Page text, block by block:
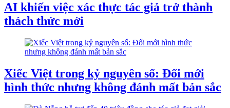
AI khiến việc xác thực tác giả trở thành
thách thức mới
Xiếc Việt trong kỷ nguyên số: Đổi mới
hình thức nhưng không đánh mất bản sắc